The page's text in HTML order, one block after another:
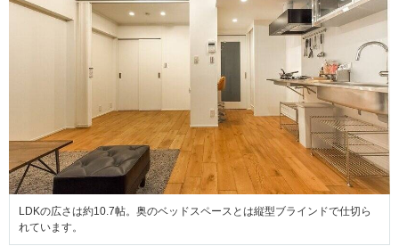
LDKの広さは約10.7帖。奥のベッドスペースとは縦型ブラインドで仕切ら
れています。